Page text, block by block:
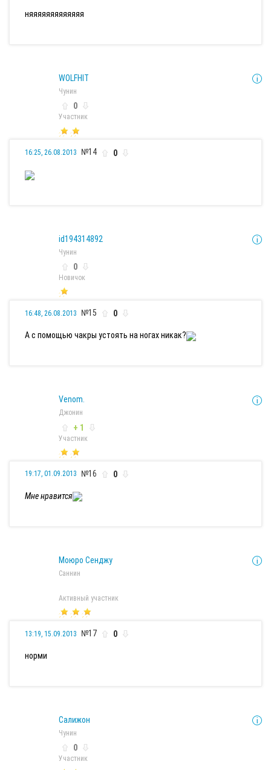
няяяяяяяяяяяяя
WOLFHIT
Чунин
0
Участник
16:25, 26.08.2013 №14 0
id194314892
Чунин
0
Новичок
16:48, 26.08.2013 №15 0
А с помощью чакры устоять на ногах никак?
Venom.
Джонин
+ 1
Участник
19:17, 01.09.2013 №16 0
Мне нравится
Моюро Сенджу
Саннин
Активный участник
13:19, 15.09.2013 №17 0
норми
Салижон
Чунин
0
Участник